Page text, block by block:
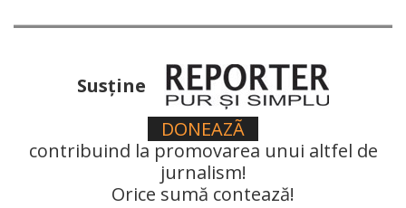
Susţine
DONEAZÃ
contribuind la promovarea unui altfel de
jurnalism!
Orice sumă contează!